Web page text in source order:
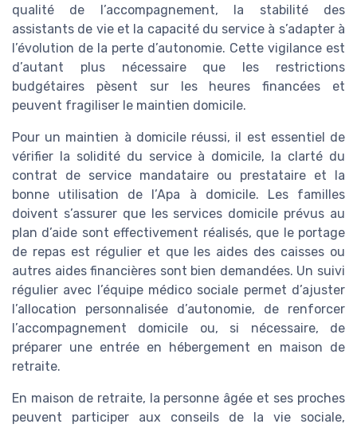
qualité de l’accompagnement, la stabilité des
assistants de vie et la capacité du service à s’adapter à
l’évolution de la perte d’autonomie. Cette vigilance est
d’autant plus nécessaire que les restrictions
budgétaires pèsent sur les heures financées et
peuvent fragiliser le maintien domicile.
Pour un maintien à domicile réussi, il est essentiel de
vérifier la solidité du service à domicile, la clarté du
contrat de service mandataire ou prestataire et la
bonne utilisation de l’Apa à domicile. Les familles
doivent s’assurer que les services domicile prévus au
plan d’aide sont effectivement réalisés, que le portage
de repas est régulier et que les aides des caisses ou
autres aides financières sont bien demandées. Un suivi
régulier avec l’équipe médico sociale permet d’ajuster
l’allocation personnalisée d’autonomie, de renforcer
l’accompagnement domicile ou, si nécessaire, de
préparer une entrée en hébergement en maison de
retraite.
En maison de retraite, la personne âgée et ses proches
peuvent participer aux conseils de la vie sociale,